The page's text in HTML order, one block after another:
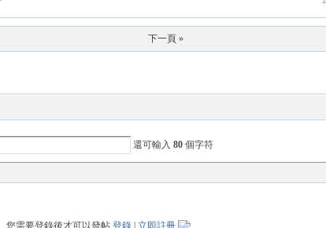
下一頁 »
還可輸入 80 個字符
您需要登錄後才可以發帖 登錄 立即註冊